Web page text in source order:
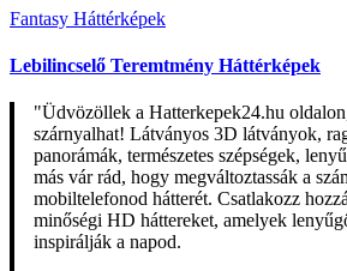
Fantasy Háttérképek
Lebilincselő Teremtmény Háttérképek
"Üdvözöllek a Hatterkepek24.hu
szárnyalhat! Látványos 3D látványok,
panorámák, természetes szépségek,
más vár rád, hogy megváltoztassák a
mobiltelefonod hátterét. Csatlakozz
minőségi HD háttereket, amelyek
inspirálják a napod.